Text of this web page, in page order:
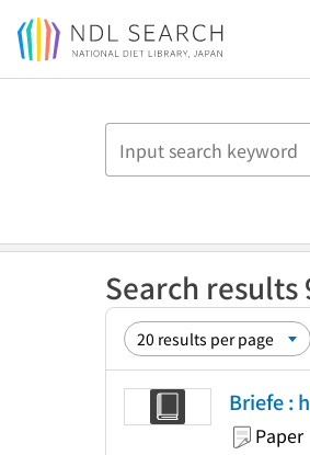
Jump to main content
Search results
Briefe :
Paper